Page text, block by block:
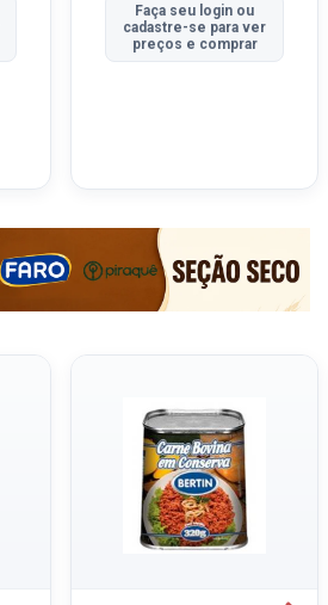
Faça seu login ou
cadastre-se para ver
preços e comprar